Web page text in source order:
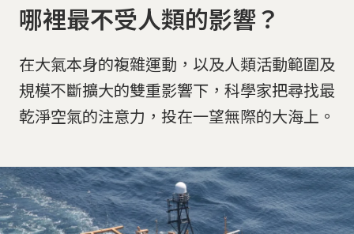
哪裡最不受人類的影響？
在大氣本身的複雜運動，以及人類活動範圍及
規模不斷擴大的雙重影響下，科學家把尋找最
乾淨空氣的注意力，投在一望無際的大海上。